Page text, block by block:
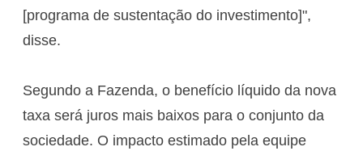
[programa de sustentação do investimento]",
disse.
Segundo a Fazenda, o benefício líquido da nova
taxa será juros mais baixos para o conjunto da
sociedade. O impacto estimado pela equipe